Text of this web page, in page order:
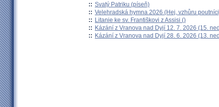
:: Svatý Patriku (píseň)
:: Velehradská hymna 2026 (Hej, vzhůru
:: Litanie ke sv. Františkovi z Assisi ()
:: Kázání z Vranova nad Dyjí 12. 7. 2026 (15.
:: Kázání z Vranova nad Dyjí 28. 6. 2026 (13.